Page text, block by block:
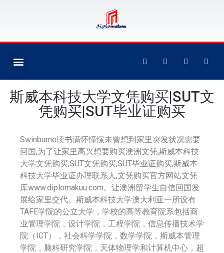
斯威本科技大学文凭购买|SUT文
凭购买|SUT毕业证购买
Swinburne读书满怀憧憬未曾想到家里突发状况需要
回国,为了让家里高兴想要购买澳洲文凭,斯威本科技
大学文凭购买,SUT文凭购买,SUT毕业证购买,斯威本
科技大学毕业证办理联系人,文凭购买官方网站文凭
库www.diplomakuu.com。让澳洲留学生自信回国发
展给家里交代。斯威本科技大学澳大利亚一所设有
TAFE学院的公立大学，学校的高等教育院系包括商
业管理学院，设计学院，工程学院，信息传播技术学
院（ICT），社会科学学院，数学学院，斯威本管理
学院，脑科研究学院，天体物理学和计算机中心，超